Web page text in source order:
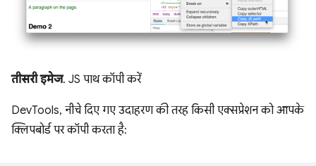
तीसरी इमेज. JS पाथ कॉपी करें
DevTools, नीचे दिए गए उदाहरण की तरह किसी एक्सप्रेशन को आपके
क्लिपबोर्ड पर कॉपी करता है: